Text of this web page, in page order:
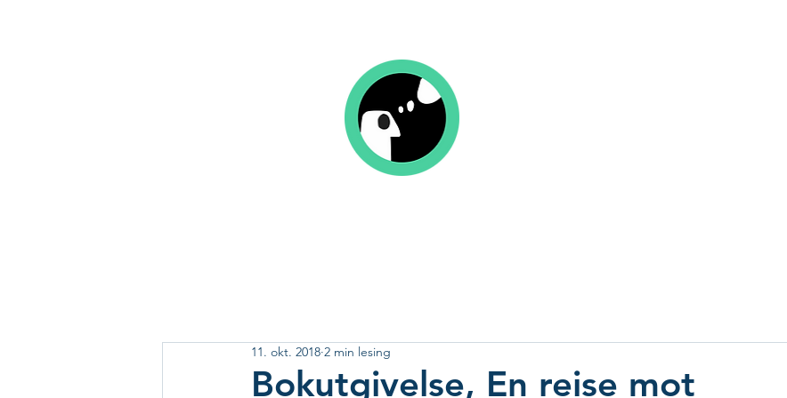
Bokutgivelse, En reise mot
11. okt. 2018 2 min lesing